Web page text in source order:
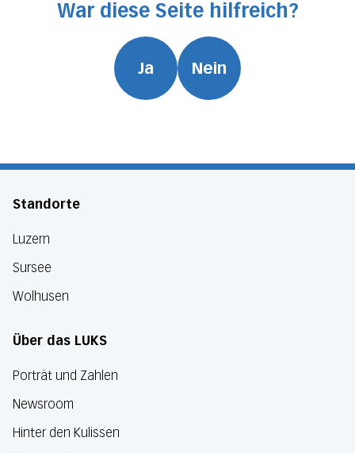
War diese Seite hilfreich?
Ja Nein
Standorte
Luzern
Sursee
Wolhusen
Über das LUKS
Porträt und Zahlen
Newsroom
Hinter den Kulissen